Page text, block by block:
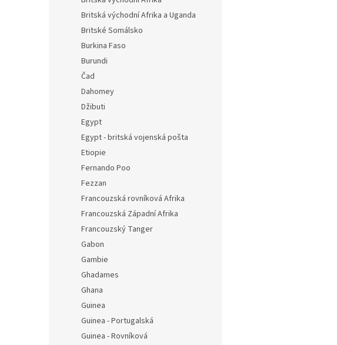
Britská východní Afrika a Uganda
Britské Somálsko
Burkina Faso
Burundi
Čad
Dahomey
Džibuti
Egypt
Egypt - britská vojenská pošta
Etiopie
Fernando Poo
Fezzan
Francouzská rovníková Afrika
Francouzská Západní Afrika
Francouzský Tanger
Gabon
Gambie
Ghadames
Ghana
Guinea
Guinea - Portugalská
Guinea - Rovníková